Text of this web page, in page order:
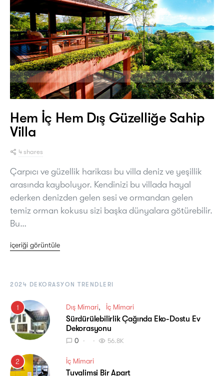
Hem İç Hem Dış Güzelliğe Sahip
Villa
4 shares
Çarpıcı ve güzellik harikası bu villa deniz ve yeşillik
arasında kayboluyor. Kendinizi bu villada hayal
ederken denizden gelen sesi ve ormandan gelen
temiz orman kokusu sizi başka dünyalara götürebilir.
Bu…
içeriği görüntüle
2024 DEKORASYON TRENDLERI
1 Dış Mimari İç Mimari
Sürdürülebilirlik Çağında Eko-Dostu Ev
Dekorasyonu
0 56.8K
2 İç Mimari
Tuvalimsi Bir Apart